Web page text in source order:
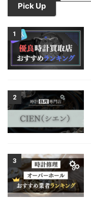
Pick Up
1
2
3